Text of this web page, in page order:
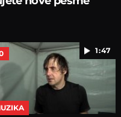
1:47